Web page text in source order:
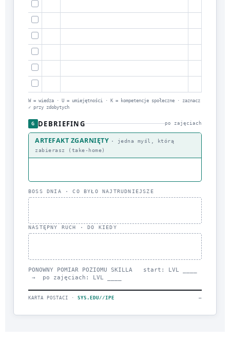
W = wiedza · U = umiejętności · K = kompetencje społeczne · zaznacz
✓ przy zdobytych
G DEBRIEFING po zajęciach
ARTEFAKT ZGARNIĘTY · jedna myśl, którą
zabierasz (take-home)
BOSS DNIA · CO BYŁO NAJTRUDNIEJSZE
NASTĘPNY RUCH · DO KIEDY
PONOWNY POMIAR POZIOMU SKILLA start: LVL ____
→ po zajęciach: LVL ____
KARTA POSTACI · SYS.EDU//IPE —